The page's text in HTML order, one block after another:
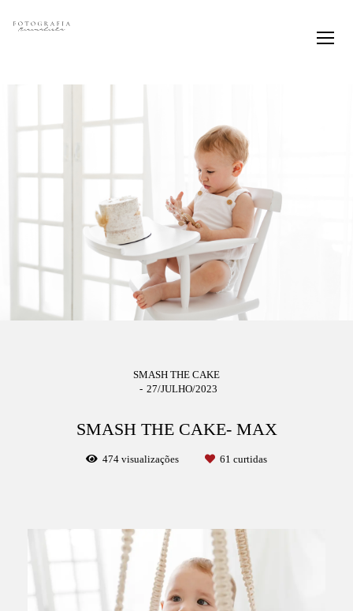
SMASH THE CAKE
27/JULHO/2023
SMASH THE CAKE- MAX
474 visualizações 61 curtidas